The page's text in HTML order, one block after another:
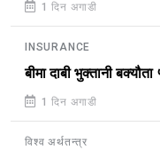
1 दिन अगाडी
INSURANCE
बीमा दाबी भुक्तानी
1 दिन अगाडी
विश्व अर्थतन्त्र